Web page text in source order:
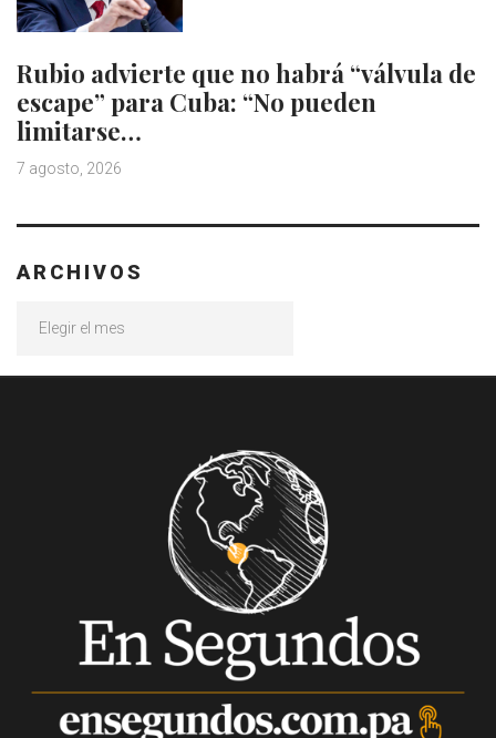
Rubio advierte que no habrá “válvula de
escape” para Cuba: “No pueden
limitarse…
7 agosto, 2026
ARCHIVOS